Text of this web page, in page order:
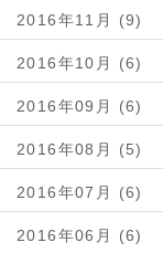
2016年11月 (9)
2016年10月 (6)
2016年09月 (6)
2016年08月 (5)
2016年07月 (6)
2016年06月 (6)